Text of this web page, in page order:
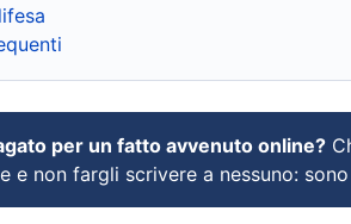
per un fatto avvenuto online?
e non fargli scrivere a nessuno: